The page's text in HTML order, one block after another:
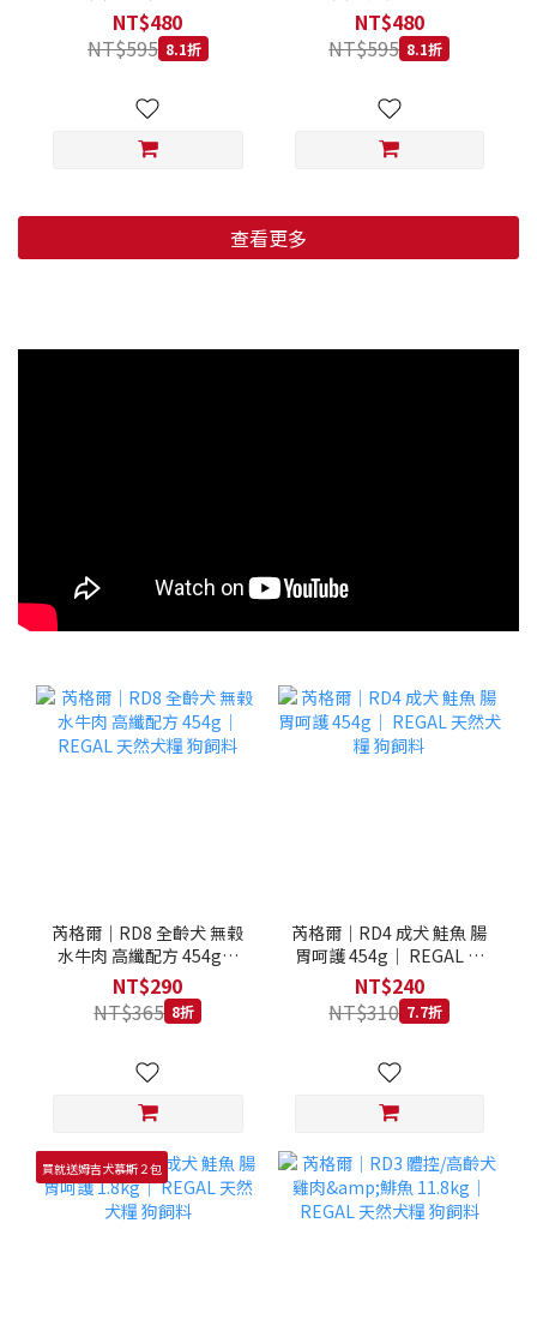
低穀鱈魚甜橙 小顆粒 800G
NT$480
NT$595 8.1折
羊肉藍莓 小顆粒 800G
NT$480
NT$595 8.1折
查看更多
芮格爾｜RD8 全齡犬 無榖
水牛肉 高纖配方 454g｜
REGAL 天然犬糧 狗飼料
NT$290
NT$365 8折
芮格爾｜RD4 成犬 鮭魚 腸
胃呵護 454g｜ REGAL 天
然犬糧 狗飼料
NT$240
NT$310 7.7折
買就送姆吉犬慕斯２包